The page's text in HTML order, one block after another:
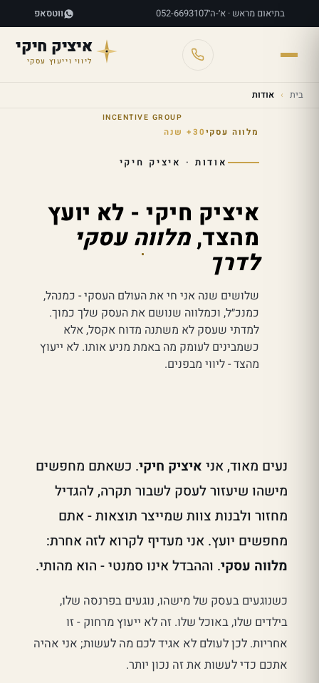
בתיאום מראש · א׳-ה׳052-6693107 ווטסאפ
איציק חיקי
ליווי וייעוץ עסקי
אודות
INCENTIVE GROUP
מלווה עסקי30+ שנה
אודות · איציק חיקי
איציק חיקי - לא יועץ
מהצד,מלווה עסקי
לדרך
שלושים שנה אני חי את העולם העסקי - כמנהל,
כמנכ״ל, וכמלווה שנושם את העסק שלך כמוך.
למדתי שעסק לא משתנה מדוח אקסל, אלא
כשמבינים לעומק מה באמת מניע אותו. לא ייעוץ
מהצד - ליווי מבפנים.
נעים מאוד, אניאיציק חיקי. כשאתם מחפשים
מישהו שיעזור לעסק לשבור תקרה, להגדיל
מחזור ולבנות צוות שמייצר תוצאות - אתם
מחפשים יועץ. אני מעדיף לקרוא לזה אחרת:
מלווה עסקי . וההבדל אינו סמנטי - הוא מהותי.
כשנוגעים בעסק של מישהו, נוגעים בפרנסה שלו,
בילדים שלו, באוכל שלו. זה לא ייעוץ מרחוק - זו
אחריות. לכן לעולם לא אגיד לכם מה לעשות; אני אהיה
אתכם כדי לעשות את זה נכון יותר.